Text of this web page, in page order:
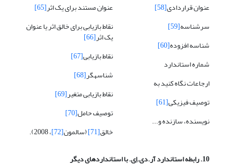
عنوان قراردادی[58]
سرشناسه[59]
شناسه افزوده[60]
شماره استاندارد
ارجاعات نگاه کنید به
توصیف فیزیکی[61]
نویسنده، سازنده و...
عنوان مستند برای یک اثر[65]
نقاط بازیابی برای خالق اثر یا عنوان
یک اثر[66]
نقاط بازیابی[67]
شناسه­گر[68]
نقاط بازیابی متغیر[69]
توصیف حامل[70]
خالق[71] (سالمون[72]
، 2008).
10. رابطه استاندارد آر.دی.اِی. با استانداردهای دیگر